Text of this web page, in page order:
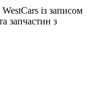
із записом
запчастин з